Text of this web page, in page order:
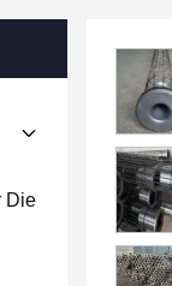
Die